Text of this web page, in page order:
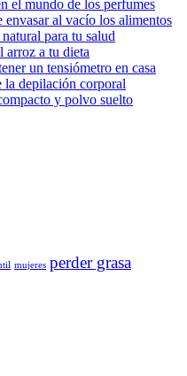
el mundo de los perfumes
envasar al vacío los alimentos
para tu salud
arroz a tu dieta
un tensiómetro en casa
la depilación corporal
y polvo suelto
mujeres perder grasa